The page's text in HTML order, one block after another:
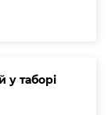
у таборі